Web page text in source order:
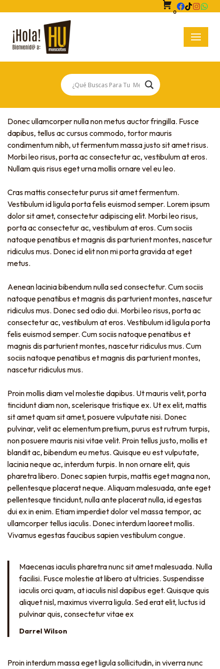
Saltar
al
contenido
0
Donec ullamcorper nulla non metus auctor fringilla. Fusce
dapibus, tellus ac cursus commodo, tortor mauris
condimentum nibh, ut fermentum massa justo sit amet risus.
Morbi leo risus, porta ac consectetur ac, vestibulum at eros.
Nullam quis risus eget urna mollis ornare vel eu leo.
Cras mattis consectetur purus sit amet fermentum.
Vestibulum id ligula porta felis euismod semper. Lorem ipsum
dolor sit amet, consectetur adipiscing elit. Morbi leo risus,
porta ac consectetur ac, vestibulum at eros. Cum sociis
natoque penatibus et magnis dis parturient montes, nascetur
ridiculus mus. Donec id elit non mi porta gravida at eget
metus.
Aenean lacinia bibendum nulla sed consectetur. Cum sociis
natoque penatibus et magnis dis parturient montes, nascetur
ridiculus mus. Donec sed odio dui. Morbi leo risus, porta ac
consectetur ac, vestibulum at eros. Vestibulum id ligula porta
felis euismod semper. Cum sociis natoque penatibus et
magnis dis parturient montes, nascetur ridiculus mus. Cum
sociis natoque penatibus et magnis dis parturient montes,
nascetur ridiculus mus.
Proin mollis diam vel molestie dapibus. Ut mauris velit, porta
tincidunt diam non, scelerisque tristique ex. Ut ex elit, mattis
sit amet quam sit amet, posuere vulputate nisi. Donec
pulvinar, velit ac elementum pretium, purus est rutrum turpis,
non posuere mauris nisi vitae velit. Proin tellus justo, mollis et
blandit ac, bibendum eu metus. Quisque eu est vulputate,
lacinia neque ac, interdum turpis. In non ornare elit, quis
pharetra libero. Donec sapien turpis, mattis eget magna non,
pellentesque placerat neque. Aliquam malesuada, ante eget
pellentesque tincidunt, nulla ante placerat nulla, id egestas
dui ex in enim. Etiam imperdiet dolor vel massa tempor, ac
ullamcorper tellus iaculis. Donec interdum laoreet mollis.
Vivamus egestas faucibus sapien vestibulum congue.
Maecenas iaculis pharetra nunc sit amet malesuada. Nulla
facilisi. Fusce molestie at libero at ultricies. Suspendisse
iaculis orci quam, at iaculis nisl dapibus eget. Quisque quis
aliquet nisl, maximus viverra ligula. Sed erat elit, luctus id
pulvinar quis, consectetur vitae ex
Darrel Wilson
Proin interdum massa eget ligula sollicitudin, in viverra nunc